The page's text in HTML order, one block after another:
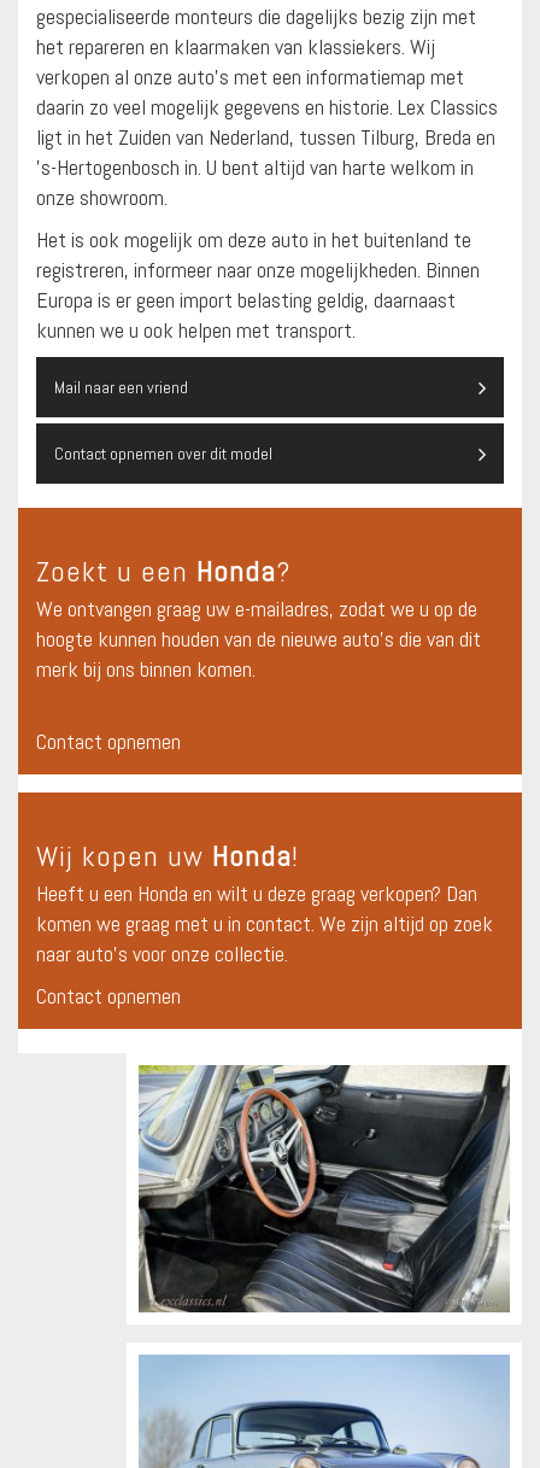
gespecialiseerde monteurs die dagelijks bezig zijn met
het repareren en klaarmaken van klassiekers. Wij
verkopen al onze auto’s met een informatiemap met
daarin zo veel mogelijk gegevens en historie. Lex Classics
ligt in het Zuiden van Nederland, tussen Tilburg, Breda en
’s-Hertogenbosch in. U bent altijd van harte welkom in
onze showroom.
Het is ook mogelijk om deze auto in het buitenland te
registreren, informeer naar onze mogelijkheden. Binnen
Europa is er geen import belasting geldig, daarnaast
kunnen we u ook helpen met transport.
Mail naar een vriend
Contact opnemen over dit model
Zoekt u een Honda?
We ontvangen graag uw e-mailadres, zodat we u op de
hoogte kunnen houden van de nieuwe auto's die van dit
merk bij ons binnen komen.
Contact opnemen
Wij kopen uw Honda!
Heeft u een Honda en wilt u deze graag verkopen? Dan
komen we graag met u in contact. We zijn altijd op zoek
naar auto's voor onze collectie.
Contact opnemen